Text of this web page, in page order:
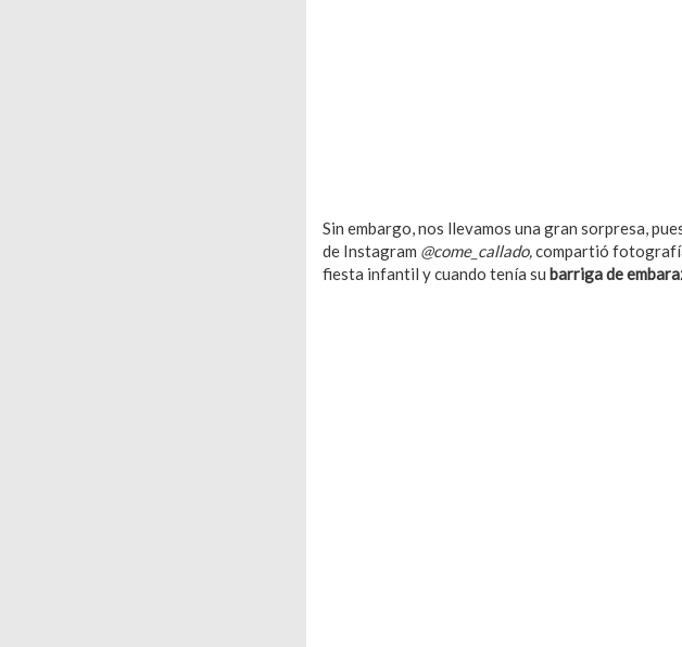
Sin embargo, nos llevamos una gran sorpresa,
de Instagram @come_callado,compartió
fiesta infantil y cuando tenía su barriga de